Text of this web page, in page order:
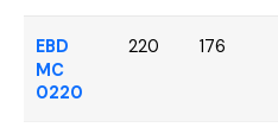
EBD
MC
0220
220 176